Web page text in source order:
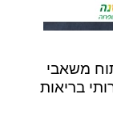
משאבי
בריאות